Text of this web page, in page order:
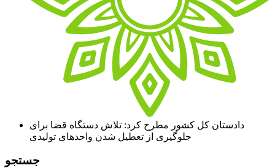
دادستان کل کشور مطرح کرد: تلاش دستگاه قضا برای
جلوگیری از تعطیل شدن واحدهای تولیدی
جستجو